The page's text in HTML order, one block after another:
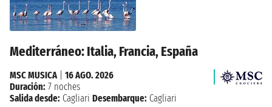
Mediterráneo: Italia, Francia, España
MSC MUSICA| 16 AGO. 2026
Duración: 7 noches
Salida desde: Cagliari Desembarque: Cagliari